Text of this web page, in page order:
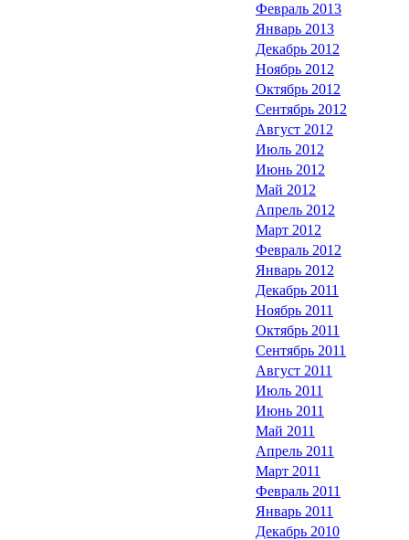
Февраль 2013
Январь 2013
Декабрь 2012
Ноябрь 2012
Октябрь 2012
Сентябрь 2012
Август 2012
Июль 2012
Июнь 2012
Май 2012
Апрель 2012
Март 2012
Февраль 2012
Январь 2012
Декабрь 2011
Ноябрь 2011
Октябрь 2011
Сентябрь 2011
Август 2011
Июль 2011
Июнь 2011
Май 2011
Апрель 2011
Март 2011
Февраль 2011
Январь 2011
Декабрь 2010